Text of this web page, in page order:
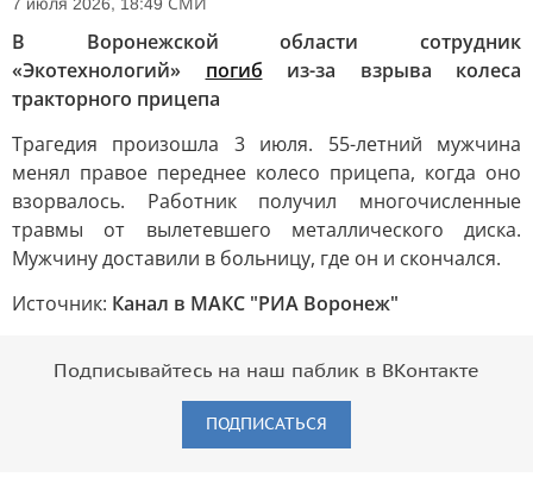
В Воронежской области сотрудник
«Экотехнологий» погиб из-за взрыва колеса
тракторного прицепа
Трагедия произошла 3 июля. 55-летний мужчина
менял правое переднее колесо прицепа, когда оно
взорвалось. Работник получил многочисленные
травмы от вылетевшего металлического диска.
Мужчину доставили в больницу, где он и скончался.
Источник: Канал в МАКС "РИА Воронеж"
Подписывайтесь на наш паблик в ВКонтакте
ПОДПИСАТЬСЯ